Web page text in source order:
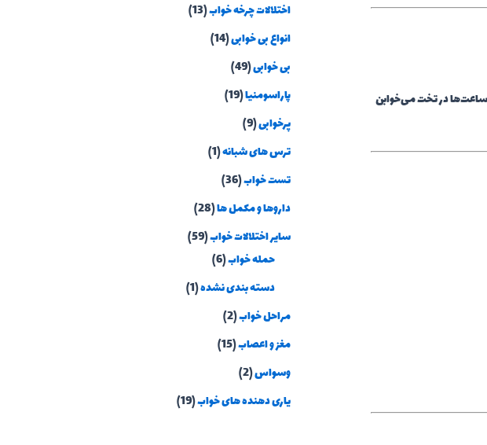
ساعت‌ها در تخت می‌خوابن
اختلالات چرخه خواب(13)
انواع بی خوابی(14)
بی خوابی(49)
پاراسومنیا(19)
پرخوابی(9)
ترس های شبانه(1)
تست خواب(36)
داروها و مکمل ها(28)
سایر اختلالات خواب(59)
حمله خواب(6)
دسته بندی نشده(1)
مراحل خواب(2)
مغز و اعصاب(15)
وسواس(2)
یاری دهنده های خواب(19)